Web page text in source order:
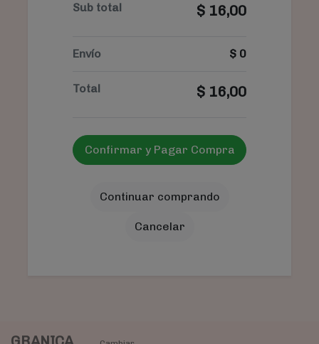
Sub total $ 16,00
Envío $ 0
Total $ 16,00
Confirmar y Pagar Compra
Continuar comprando
Cancelar